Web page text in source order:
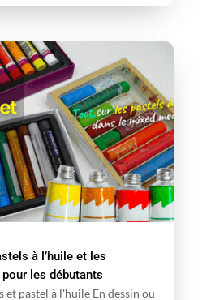
à l’huile et les
les débutants
et pastel à l'huile En dessin ou